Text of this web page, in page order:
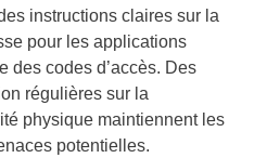
instructions claires sur la
pour les applications
des codes d’accès. Des
régulières sur la
physique maintiennent les
potentielles.